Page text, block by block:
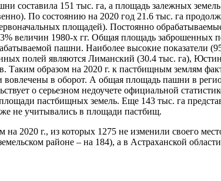
составила 151 тыс. га, а площадь залежных
По состоянию на 2020 год 21.6 тыс. га
площадей). Постоянно
величин 1980-х гг. Общая площадь заброшенных
пашни. Наиболее высокие показатели
полей являются Лиманский (30.4 тыс. га),
образом на 2020 г. к пастбищным землям
в оборот. А общая площадь пашни в
о серьезном недоучете официальной
пастбищных земель. Еще 143 тыс. га
не учитывались в площади пастбищ.
2020 г., из которых 1275 не изменили своего
районе – на 184), а в Астраханской